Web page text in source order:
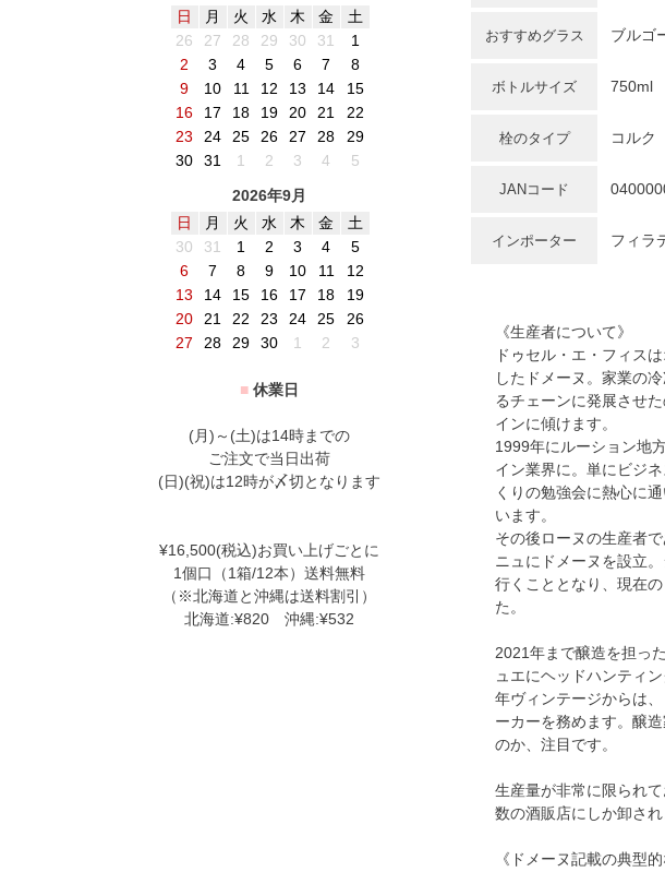
日
月 火 水 木 金
土
26
27 28 29 30 31
1
2
3 4 5 6 7
8
9
10 11 12 13 14
15
16
17 18 19 20 21
22
23
24 25 26 27 28
29
30
31 1 2 3 4
5
2026年9月
日
月 火 水 木 金
土
30
31 1 2 3 4
5
6
7 8 9 10 11
12
13
14 15 16 17 18
19
20
21 22 23 24 25
26
27
28 29 30 1 2 3
■ 休業日
(月)～(土)は14時までの
ご注文で当日出荷
(日)(祝)は12時が〆切となります
¥16,500(税込)お買い上げごとに
1個口（1箱/12本）送料無料
（※北海道と沖縄は送料割引）
北海道:¥820 沖縄:¥532
おすすめグラス ブルゴ
ボトルサイズ 750ml
栓のタイプ コルク
JANコード
インポーター フィラ
《生産者について》
ドゥセル・エ・フィス
したドメーヌ。家業の
るチェーンに発展させ
インに傾けます。
1999年にルーション地
イン業界に。単にビジ
くりの勉強会に熱心に
います。
その後ローヌの生産者
ニュにドメーヌを設立
行くこととなり、現在
た。
2021年まで醸造を担っ
ュエにヘッドハンティ
年ヴィンテージからは
ーカーを務めます。醸
のか、注目です。
生産量が非常に限られ
数の酒販店にしか卸され
《ドメーヌ記載の典型的